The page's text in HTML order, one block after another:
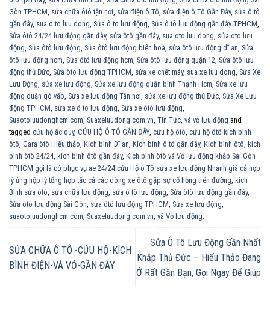
Gòn TPHCM, sửa chữa ôtô tận nơi, sửa điện ô Tô, sửa điện ô Tô Gần Đây, sửa ô tô
gần đây, sua o to luu dong, Sửa ô to lưu động, Sửa ô tô lưu động gần đây TPHCM,
Sửa ôtô 24/24 lưu động gần đây, sửa ôtô gần đây, sua oto luu dong, sửa oto lưu
động, Sửa ôtô lưu động, Sửa ôtô lưu động biên hoà, sửa ôtô lưu động dĩ an, Sửa
ôtô lưu động hcm, Sửa ôtô lưu động hcm, Sửa ôtô lưu động quận 12, Sửa ôtô lưu
động thủ Đức, Sửa ôtô lưu động TPHCM, sửa xe chết máy, sua xe luu dong, Sửa Xe
Lưu Động, sửa xe lưu động, Sửa xe lưu động quận bình Thạnh Hcm, Sửa xe lưu
động quận gò vấp, Sửa xe lưu động Tân nơi, sửa xe lưu động thủ Đức, Sửa Xe Lưu
động TPHCM, sửa xe ô tô lưu động, Sửa xe ôtô lưu động,
Suaotoluudonghcm.com, Suaxeluudong.com.vn, Tin Tức, vá vỏ lưu động and
tagged cứu hộ ắc quy, CỨU HỘ Ô TÔ GẦN ĐÂY, cứu hộ ôtô, cứu hộ ôtô kích bình
ôtô, Gara ôtô Hiếu thảo, Kích bình Dĩ an, Kích bình ô tô gần đây, Kích bình ôtô, kich
bình ôtô 24/24, kích bình ôtô gần đây, Kích bình ôtô vá Vỏ lưu động khắp Sài Gòn
TPHCM gọi là có phục vụ ae 24/24 cứu Hộ ô Tô sửa xe lưu động Nhanh giá cả hợp
lý ủng hộp lý tổng hợp tấc cả các dòng xe ôtô gặp sự cố hỏng trên đường, kích
Bình sửa ôtô, sửa chữa lưu động, sửa ô tô lưu động, Sửa ôtô lưu động gần đây,
Sửa ôtô lưu động Sài Gòn, sửa ôtô lưu động TPHCM, Sửa xe lưu động,
suaotoluudonghcm.com, Suaxeluudong.com.vn, vá Vỏ lưu động.
SỬA CHỮA Ô TÔ -CỨU HỘ-KÍCH
BÌNH ĐIỆN-VÁ VỎ-GẦN ĐÂY
Sửa Ô Tô Lưu Động Gần Nhất
Khắp Thủ Đức – Hiếu Thảo Đang
Ở Rất Gần Bạn, Gọi Ngay Để Giúp